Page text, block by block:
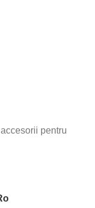
pentru